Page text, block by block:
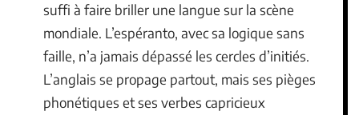
suffi à faire briller une langue sur la scène
mondiale. L’espéranto, avec sa logique sans
faille, n’a jamais dépassé les cercles d’initiés.
L’anglais se propage partout, mais ses pièges
phonétiques et ses verbes capricieux